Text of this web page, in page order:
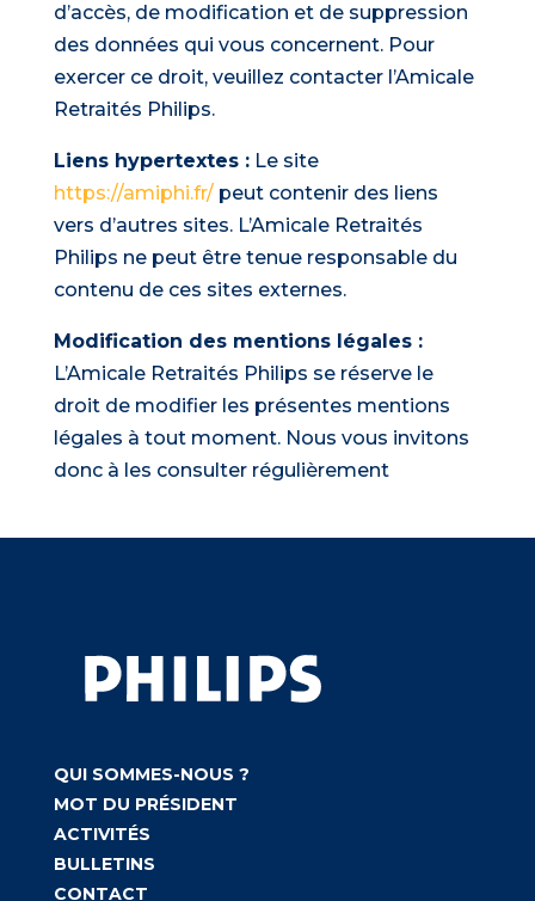
d’accès, de modification et de suppression
des données qui vous concernent. Pour
exercer ce droit, veuillez contacter l’Amicale
Retraités Philips.
Liens hypertextes :Le site
https://amiphi.fr/peut contenir des liens
vers d’autres sites. L’Amicale Retraités
Philips ne peut être tenue responsable du
contenu de ces sites externes.
Modification des mentions légales :
L’Amicale Retraités Philips se réserve le
droit de modifier les présentes mentions
légales à tout moment. Nous vous invitons
donc à les consulter régulièrement
QUI SOMMES-NOUS ?
MOT DU PRÉSIDENT
ACTIVITÉS
BULLETINS
CONTACT